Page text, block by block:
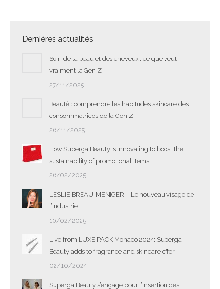
Dernières actualités
Soin de la peau et des cheveux : ce que veut
vraiment la Gen Z
27/11/2025
Beauté : comprendre les habitudes skincare des
consommatrices de la Gen Z
26/11/2025
How Superga Beauty is innovating to boost the
sustainability of promotional items
26/02/2025
LESLIE BREAU-MENIGER – Le nouveau visage de
l’industrie
10/02/2025
Live from LUXE PACK Monaco 2024: Superga
Beauty adds to fragrance and skincare offer
02/10/2024
Superga Beauty s’engage pour l’insertion des